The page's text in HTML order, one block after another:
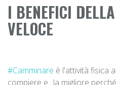
I BENEFICI
VELOCE
#Camminare è l'attività fisica
compiere e.. la migliore